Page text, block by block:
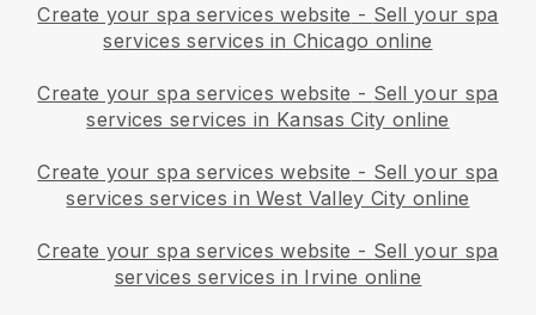
Create your spa services website - Sell your spa
services services in Chicago online
Create your spa services website - Sell your spa
services services in Kansas City online
Create your spa services website - Sell your spa
services services in West Valley City online
Create your spa services website - Sell your spa
services services in Irvine online